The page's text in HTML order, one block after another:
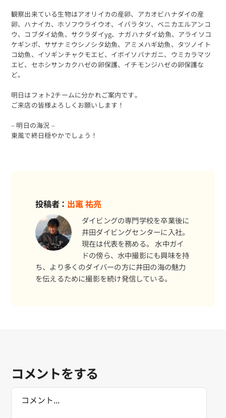
観察出来ている生物はアオリイカの産卵、アカオビハナダイの産
卵、ハナイカ、ホソフウライウオ、イバラタツ、ベニカエルアンコ
ウ、コブダイ幼魚、サクラダイyg、ナガハナダイ幼魚、アライソコ
ケギンポ、サザナミウシノシタ幼魚、アミメハギ幼魚、タツノイト
コ幼魚、イソギンチャクモエビ、イボイソバナガニ、ウミカラマツ
エビ、セホシサンカクハゼの卵保護、イチモンジハゼの卵保護な
ど。
明日はフォト2チームに分かれご案内です。
ご来店の皆様よろしくお願いします！
– 明日の海況 –
東風で終日穏やかでしょう！
投稿者： 出竃 祐亮
ダイビングの専門学校を卒業後に
井田ダイビングセンターに入社。
現在は代表を務める。 水中ガイ
ドの傍ら、水中撮影にも興味を持
ち、より多くのダイバーの方に井田の海の魅力
を伝えるために撮影を続け発信している。
コメントをする
Comment